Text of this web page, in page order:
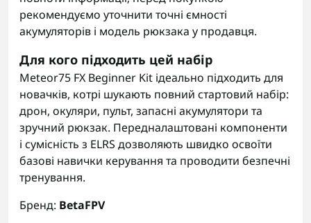
рекомендуємо уточнити точні ємності
акумуляторів і модель рюкзака у продавця.
Для кого підходить цей набір
Meteor75 FX Beginner Kit ідеально підходить для
новачків, котрі шукають повний стартовий набір:
дрон, окуляри, пульт, запасні акумулятори та
зручний рюкзак. Передналаштовані компоненти
і сумісність з ELRS дозволяють швидко освоїти
базові навички керування та проводити безпечні
тренування.
Бренд: BetaFPV